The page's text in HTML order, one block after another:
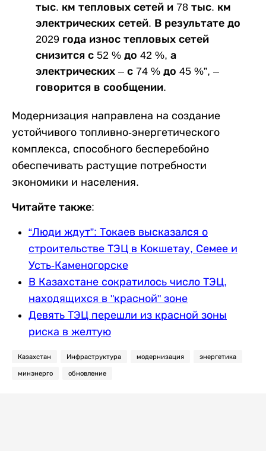
тыс. км тепловых сетей и 78 тыс. км
электрических сетей. В результате до
2029 года износ тепловых сетей
снизится с 52 % до 42 %, а
электрических – с 74 % до 45 %”, –
говорится в сообщении.
Модернизация направлена на создание
устойчивого топливно-энергетического
комплекса, способного бесперебойно
обеспечивать растущие потребности
экономики и населения.
Читайте также:
“Люди ждут”: Токаев высказался о
строительстве ТЭЦ в Кокшетау, Семее и
Усть-Каменогорске
В Казахстане сократилось число ТЭЦ,
находящихся в "красной" зоне
Девять ТЭЦ перешли из красной зоны
риска в желтую
Казахстан Инфраструктура модернизация энергетика
минэнерго обновление